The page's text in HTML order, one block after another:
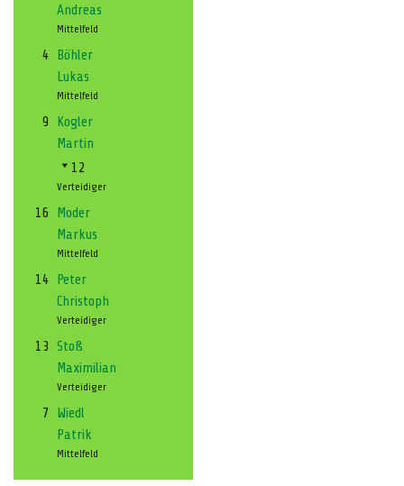
Andreas
Mittelfeld
4 Böhler
Lukas
Mittelfeld
9
Kogler
Martin
12
Verteidiger
16
Moder
Markus
Mittelfeld
14 Peter
Christoph
Verteidiger
13 Stoß
Maximilian
Verteidiger
7
Wiedl
Patrik
Mittelfeld